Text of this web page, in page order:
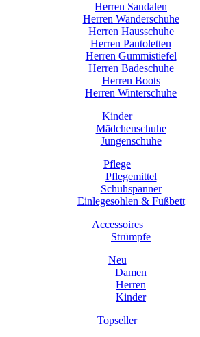
Herren Sandalen
Herren Wanderschuhe
Herren Hausschuhe
Herren Pantoletten
Herren Gummistiefel
Herren Badeschuhe
Herren Boots
Herren Winterschuhe
Kinder
Mädchenschuhe
Jungenschuhe
Pflege
Pflegemittel
Schuhspanner
Einlegesohlen & Fußbett
Accessoires
Strümpfe
Neu
Damen
Herren
Kinder
Topseller